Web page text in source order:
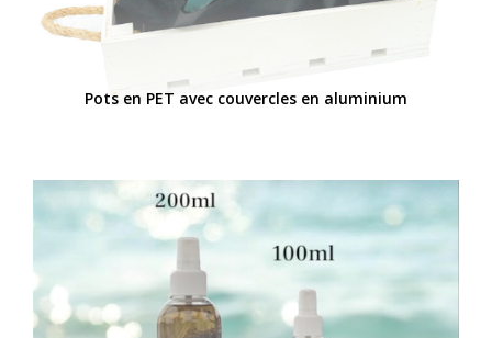
Pots en PET avec couvercles en aluminium